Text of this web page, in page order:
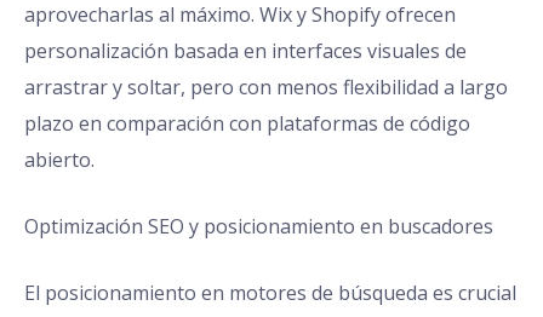
aprovecharlas al máximo. Wix y Shopify ofrecen
personalización basada en interfaces visuales de
arrastrar y soltar, pero con menos flexibilidad a largo
plazo en comparación con plataformas de código
abierto.
Optimización SEO y posicionamiento en buscadores
El posicionamiento en motores de búsqueda es crucial